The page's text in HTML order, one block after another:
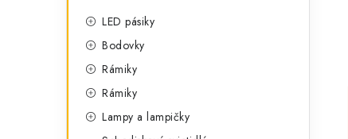
LED pásiky
Bodovky
Rámiky
Rámiky
Lampy a lampičky